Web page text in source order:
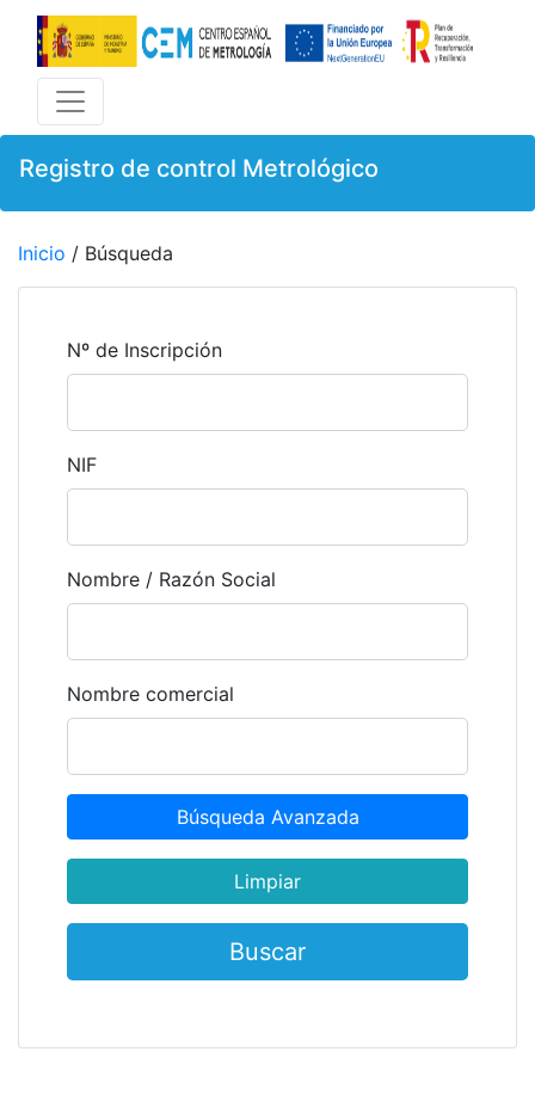
Registro de control Metrológico
Inicio / Búsqueda
Nº de Inscripción
NIF
Nombre / Razón Social
Nombre comercial
Búsqueda Avanzada